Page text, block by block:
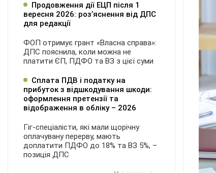
Продовження дії ЕЦП після 1
вересня 2026: розʼяснення від ДПС
для редакції
ФОП отримує грант «Власна справа»:
ДПС пояснила, коли можна не
платити ЄП, ПДФО та ВЗ з цієї суми
Сплата ПДВ і податку на
прибуток з відшкодування шкоди:
оформлення претензії та
відображення в обліку – 2026
Гіг-спеціалісти, які мали щорічну
оплачувану перерву, мають
доплатити ПДФО до 18% та ВЗ 5%, –
позиція ДПС